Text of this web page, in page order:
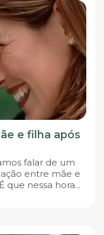
e filha após
falar de um
entre mãe e
que nessa hora...